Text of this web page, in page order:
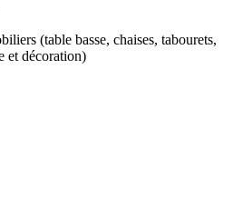
(table basse, chaises, tabourets,
et décoration)